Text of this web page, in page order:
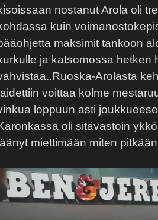
nostanut Arola oli
kuin
maksimit tankoon
ja katsomossa hetken
Arolasta
voittaa kolme
loppuun asti
oli sitävastoin
miettimään miten